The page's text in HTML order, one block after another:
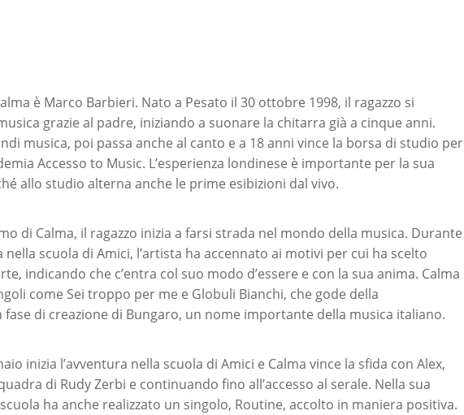
è Marco Barbieri. Nato a Pesato il 30 ottobre 1998, il ragazzo si
grazie al padre, iniziando a suonare la chitarra già a cinque anni.
musica, poi passa anche al canto e a 18 anni vince la borsa di studio per
Accesso to Music. L’esperienza londinese è importante per la sua
allo studio alterna anche le prime esibizioni dal vivo.
di Calma, il ragazzo inizia a farsi strada nel mondo della musica. Durante
nella scuola di Amici, l’artista ha accennato ai motivi per cui ha scelto
indicando che c’entra col suo modo d’essere e con la sua anima. Calma
come Sei troppo per me e Globuli Bianchi, che gode della
di creazione di Bungaro, un nome importante della musica italiano.
inizia l’avventura nella scuola di Amici e Calma vince la sfida con Alex,
di Rudy Zerbi e continuando fino all’accesso al serale. Nella sua
ha anche realizzato un singolo, Routine, accolto in maniera positiva.